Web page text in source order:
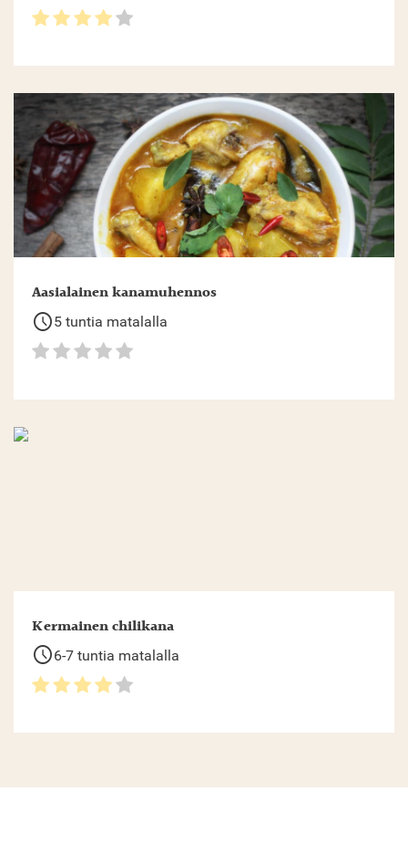
Aasialainen kanamuhennos
schedule5 tuntia matalalla
Kermainen chilikana
schedule6-7 tuntia matalalla